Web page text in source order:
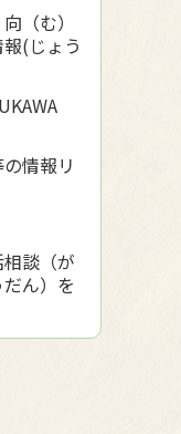
（む）
(じょう
情報リ
談（が
ん）を